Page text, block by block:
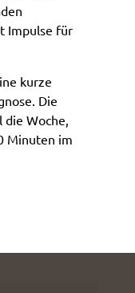
Impulse für
kurze
Die
Woche,
Minuten im